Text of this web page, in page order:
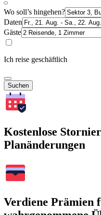
Wo soll’s hingehen?
Daten
Gäste
Ich reise geschäftlich
Suchen
Kostenlose
Planänderungen
Verdiene Prämien